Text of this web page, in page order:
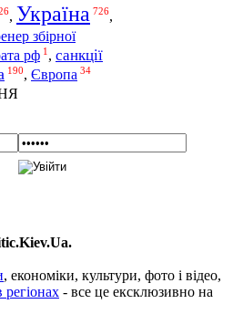
, Україна 726,
збірної
рф 1 , санкції
190, Європа 34
, економіки, культури, фото і відео,
- все це ексклюзивно на